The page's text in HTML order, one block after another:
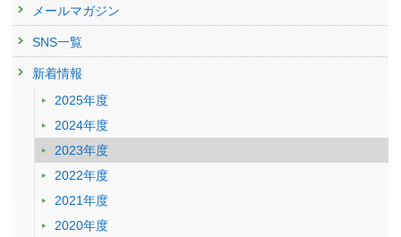
メールマガジン
SNS一覧
新着情報
2025年度
2024年度
2023年度
2022年度
2021年度
2020年度